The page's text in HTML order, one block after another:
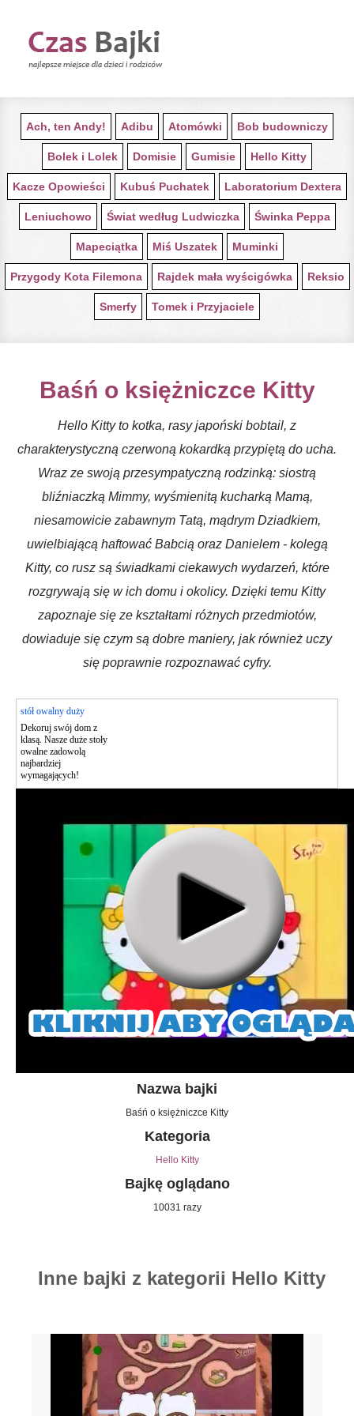
STRONA GŁÓWNA Z BAJKAMI
Ach, ten Andy! Adibu Atomówki Bob budowniczy
Bolek i Lolek Domisie Gumisie Hello Kitty
Kacze Opowieści Kubuś Puchatek Laboratorium Dextera
Leniuchowo Świat według Ludwiczka Świnka Peppa
Mapeciątka Miś Uszatek Muminki
Przygody Kota Filemona Rajdek mała wyścigówka Reksio
Smerfy Tomek i Przyjaciele
Baśń o księżniczce Kitty
Hello Kitty to kotka, rasy japoński bobtail, z
charakterystyczną czerwoną kokardką przypiętą do ucha.
Wraz ze swoją przesympatyczną rodzinką: siostrą
bliźniaczką Mimmy, wyśmienitą kucharką Mamą,
niesamowicie zabawnym Tatą, mądrym Dziadkiem,
uwielbiającą haftować Babcią oraz Danielem - kolegą
Kitty, co rusz są świadkami ciekawych wydarzeń, które
rozgrywają się w ich domu i okolicy. Dzięki temu Kitty
zapoznaje się ze kształtami różnych przedmiotów,
dowiaduje się czym są dobre maniery, jak również uczy
się poprawnie rozpoznawać cyfry.
stół owalny duży
Dekoruj swój dom z
klasą. Nasze duże stoły
owalne zadowolą
najbardziej
wymagających!
Nazwa bajki
Baśń o księżniczce Kitty
Kategoria
Hello Kitty
Bajkę oglądano
10031 razy
Inne bajki z kategorii Hello Kitty